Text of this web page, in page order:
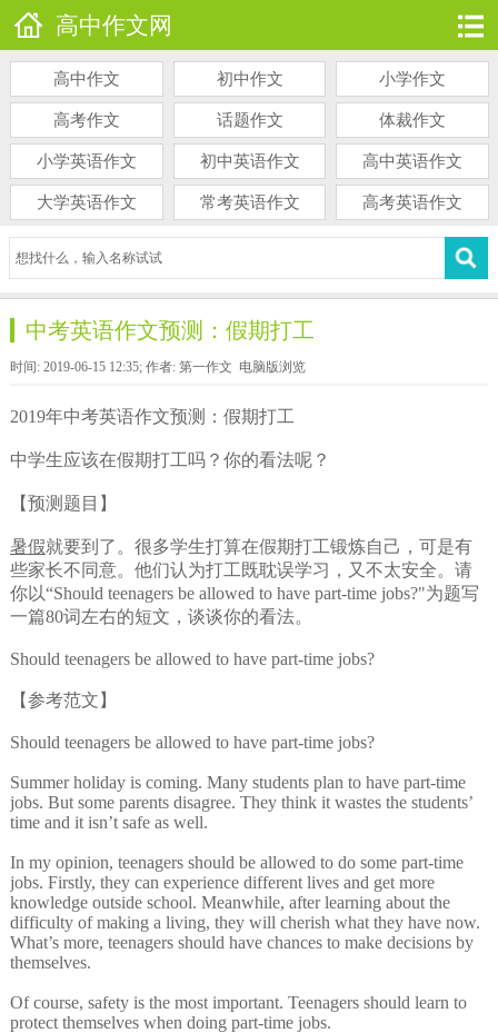
高中作文网
高中作文 初中作文 小学作文
高考作文 话题作文 体裁作文
小学英语作文 初中英语作文 高中英语作文
大学英语作文 常考英语作文 高考英语作文
中考英语作文预测：假期打工
时间: 2019-06-15 12:35; 作者: 第一作文 电脑版浏览
2019年中考英语作文预测：假期打工
中学生应该在假期打工吗？你的看法呢？
【预测题目】
暑假就要到了。很多学生打算在假期打工锻炼自己，可是有
些家长不同意。他们认为打工既耽误学习，又不太安全。请
你以“Should teenagers be allowed to have part-time jobs?"为题写
一篇80词左右的短文，谈谈你的看法。
Should teenagers be allowed to have part-time jobs?
【参考范文】
Should teenagers be allowed to have part-time jobs?
Summer holiday is coming. Many students plan to have part-time
jobs. But some parents disagree. They think it wastes the students’
time and it isn’t safe as well.
In my opinion, teenagers should be allowed to do some part-time
jobs. Firstly, they can experience different lives and get more
knowledge outside school. Meanwhile, after learning about the
difficulty of making a living, they will cherish what they have now.
What’s more, teenagers should have chances to make decisions by
themselves.
Of course, safety is the most important. Teenagers should learn to
protect themselves when doing part-time jobs.